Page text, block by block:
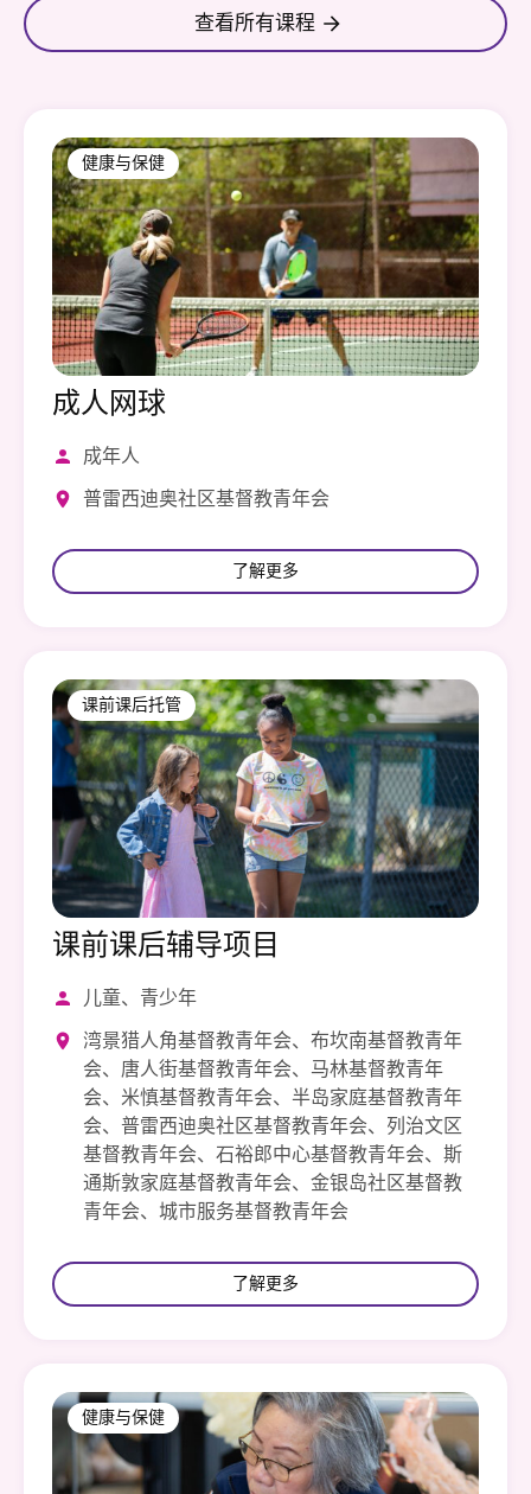
查看所有课程
健康与保健
成人网球
成年人
普雷西迪奥社区基督教青年会
了解更多
课前课后托管
课前课后辅导项目
儿童、青少年
湾景猎人角基督教青年会、布坎南基督教青年
会、唐人街基督教青年会、马林基督教青年
会、米慎基督教青年会、半岛家庭基督教青年
会、普雷西迪奥社区基督教青年会、列治文区
基督教青年会、石裕郎中心基督教青年会、斯
通斯敦家庭基督教青年会、金银岛社区基督教
青年会、城市服务基督教青年会
了解更多
健康与保健